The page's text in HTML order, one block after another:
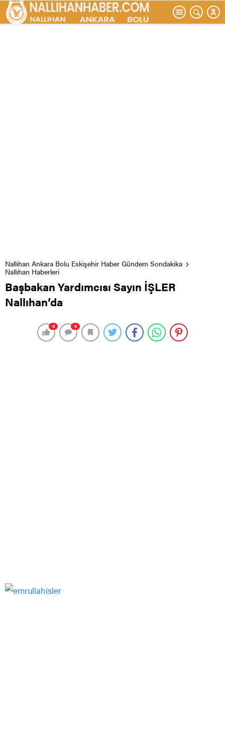
Nallıhan Ankara Bolu Eskişehir Haber Gündem Sondakika
Nallıhan Haberleri
Başbakan Yardımcısı Sayın İŞLER
Nallıhan’da
0 0
temel atma
töreni